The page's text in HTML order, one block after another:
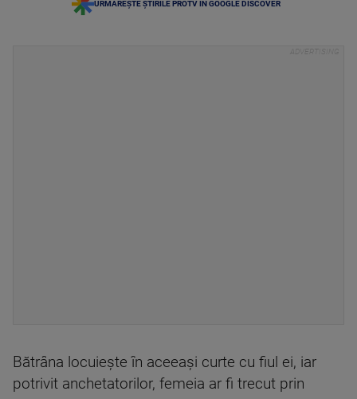
URMĂREȘTE ȘTIRILE PROTV ÎN GOOGLE DISCOVER
Bătrâna locuiește în aceeași curte cu fiul ei, iar
potrivit anchetatorilor, femeia ar fi trecut prin